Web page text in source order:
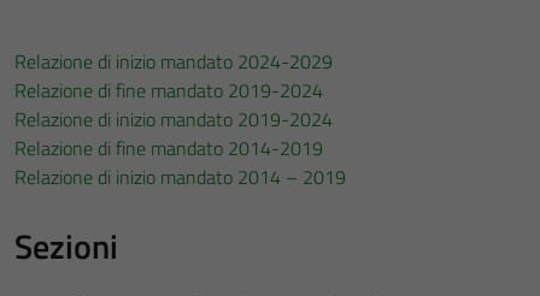
Relazione di inizio mandato 2024-2029
Relazione di fine mandato 2019-2024
Relazione di inizio mandato 2019-2024
Relazione di fine mandato 2014-2019
Relazione di inizio mandato 2014 – 2019
Sezioni